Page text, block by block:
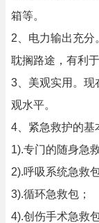
箱等。
2、电力输出充分
耽搁路途，有利
3、美观实用。现
观水平。
4、紧急救护的基
1).专门的随身急
2).呼吸系统急救包
3).循环急救包；
4).创伤手术急救包